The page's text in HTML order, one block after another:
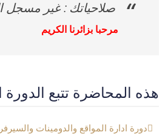
صلاحياتك : غير مسجل
مرحبا بزائرنا الكريم
هذه المحاضرة تتبع الدورة
دورة ادارة المواقع والدومينات